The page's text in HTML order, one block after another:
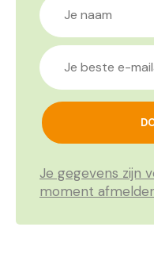
Je gegevens zijn
moment